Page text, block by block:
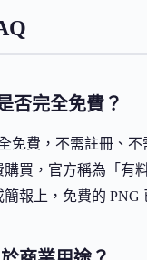
否完全免費？
免費，不需註冊、
買，官方稱為「有
報上，免費的 PNG